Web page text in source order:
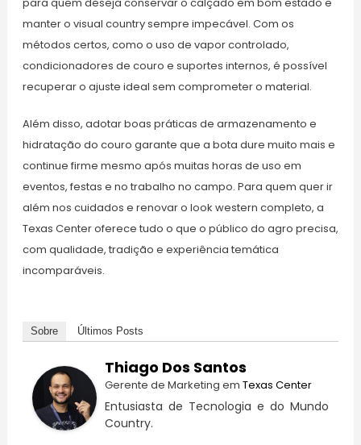
manter o visual country sempre impecável. Com os
métodos certos, como o uso de vapor controlado,
condicionadores de couro e suportes internos, é possível
recuperar o ajuste ideal sem comprometer o material.
Além disso, adotar boas práticas de armazenamento e
hidratação do couro garante que a bota dure muito mais e
continue firme mesmo após muitas horas de uso em
eventos, festas e no trabalho no campo. Para quem quer ir
além nos cuidados e renovar o look western completo, a
Texas Center oferece tudo o que o público do agro precisa,
com qualidade, tradição e experiência temática
incomparáveis.
Sobre Últimos Posts
Thiago Dos Santos
Gerente de Marketing em Texas Center
Entusiasta de Tecnologia e do Mundo
Country.